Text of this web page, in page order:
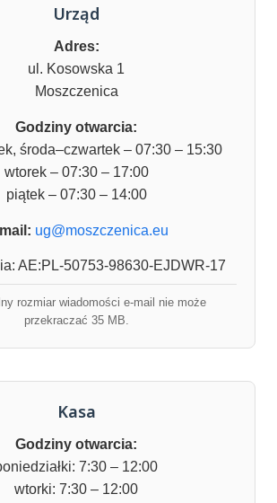
Urząd
Adres:
ul. Kosowska 1
Moszczenica
Godziny otwarcia:
środa–czwartek – 07:30 – 15:30
wtorek – 07:30 – 17:00
piątek – 07:30 – 14:00
ug@moszczenica.eu
AE:PL-50753-98630-EJDWR-17
rozmiar wiadomości e-mail nie może
przekraczać 35 MB.
Kasa
Godziny otwarcia:
7:30 – 12:00
wtorki: 7:30 – 12:00